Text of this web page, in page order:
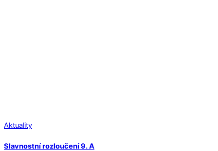
Aktuality
Slavnostní rozloučení 9. A